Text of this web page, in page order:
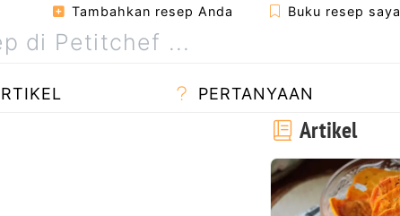
Tambahkan resep Anda Buku resep saya
PERTANYAAN
Artikel